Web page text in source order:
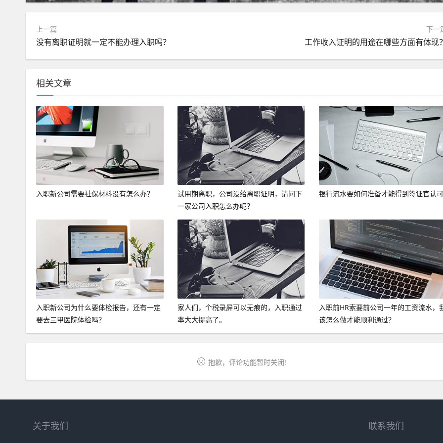
上一篇
没有离职证明就一定不能办理入职吗？
下一
工作收入证明的用途在哪些方面有体现？
相关文章
入职新公司需要社保材料没有怎么办？
试用期离职，公司没给离职证明，请问下
一家公司入职怎么办呢？
银行流水要如何准备才能得到签证官认可
入职新公司为什么要体检报告，还有一定
要去三甲医院体检吗？
家人们，个税录屏可以无痕的，入职通过
率大大提高了。
入职前HR索要前公司一年的工资流水，
该怎么做才能顺利通过？
抱歉，评论功能暂时关闭!
关于我们 联系我们